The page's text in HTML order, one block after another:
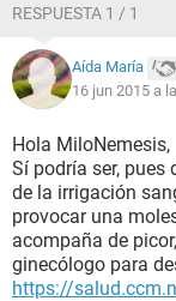
RESPUESTA 1 / 1
Aída María
16 jun 2015 a
Hola MiloNemesis,
Sí podría ser,
de la irrigación
provocar una
acompaña de
ginecólogo para
https://